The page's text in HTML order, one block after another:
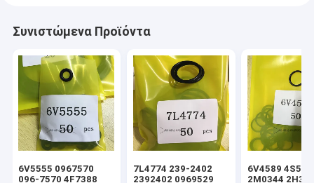
Συνιστώμενα Προϊόντα
6V5555 0967570
096-7570 4F7388
7L4774 239-2402
2392402 0969529
6V4589
2M0344